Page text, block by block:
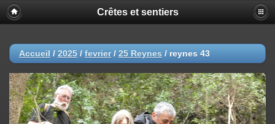
Crêtes et sentiers
Accueil / 2025 / fevrier/ 25 Reynes / reynes 43